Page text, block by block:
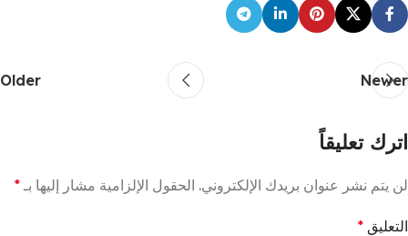
Newer
Older
اترك تعليقاً
لن يتم نشر عنوان بريدك الإلكتروني. الحقول الإلزامية مشار إليها بـ *
التعليق *